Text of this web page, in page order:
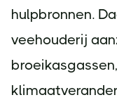
hulpbronnen.
veehouderij